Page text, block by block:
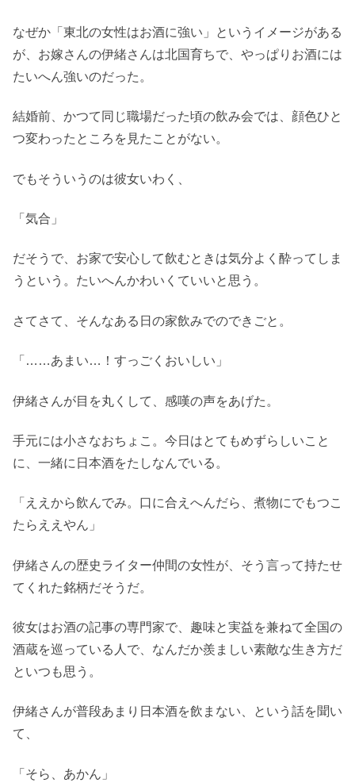
なぜか「東北の女性はお酒に強い」というイメージがある
が、お嫁さんの伊緒さんは北国育ちで、やっぱりお酒には
たいへん強いのだった。
結婚前、かつて同じ職場だった頃の飲み会では、顔色ひと
つ変わったところを見たことがない。
でもそういうのは彼女いわく、
「気合」
だそうで、お家で安心して飲むときは気分よく酔ってしま
うという。たいへんかわいくていいと思う。
さてさて、そんなある日の家飲みでのできごと。
「……あまい…！すっごくおいしい」
伊緒さんが目を丸くして、感嘆の声をあげた。
手元には小さなおちょこ。今日はとてもめずらしいこと
に、一緒に日本酒をたしなんでいる。
「ええから飲んでみ。口に合えへんだら、煮物にでもつこ
たらええやん」
伊緒さんの歴史ライター仲間の女性が、そう言って持たせ
てくれた銘柄だそうだ。
彼女はお酒の記事の専門家で、趣味と実益を兼ねて全国の
酒蔵を巡っている人で、なんだか羨ましい素敵な生き方だ
といつも思う。
伊緒さんが普段あまり日本酒を飲まない、という話を聞い
て、
「そら、あかん」